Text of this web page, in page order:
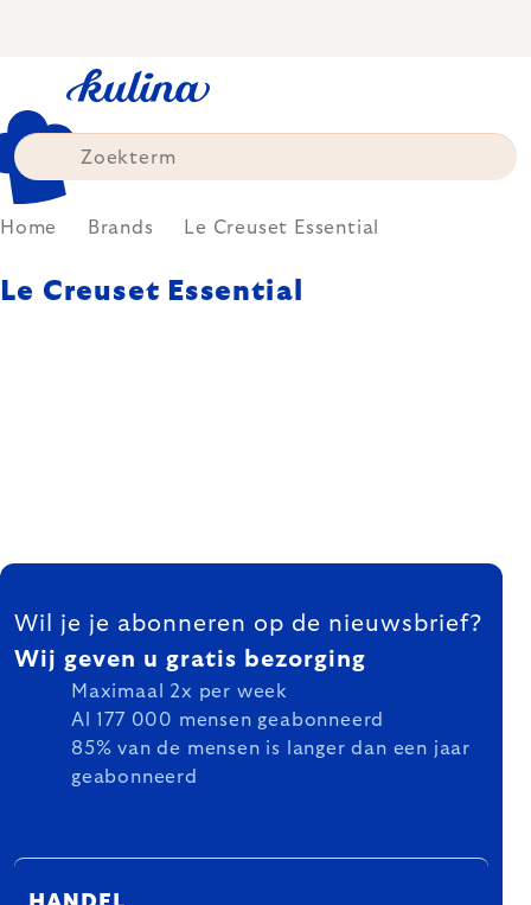
Home Brands Le Creuset Essential
Le Creuset Essential
FOOTER
Wil je je abonneren op de nieuwsbrief?
Wij geven u gratis bezorging
Maximaal 2x per week
Al 177 000 mensen geabonneerd
85% van de mensen is langer dan een jaar
geabonneerd